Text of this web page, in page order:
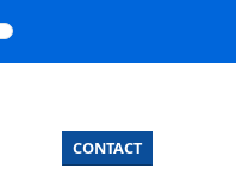
CONTACT